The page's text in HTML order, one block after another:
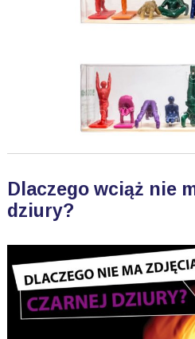
Dlaczego wciąż nie
dziury?
F